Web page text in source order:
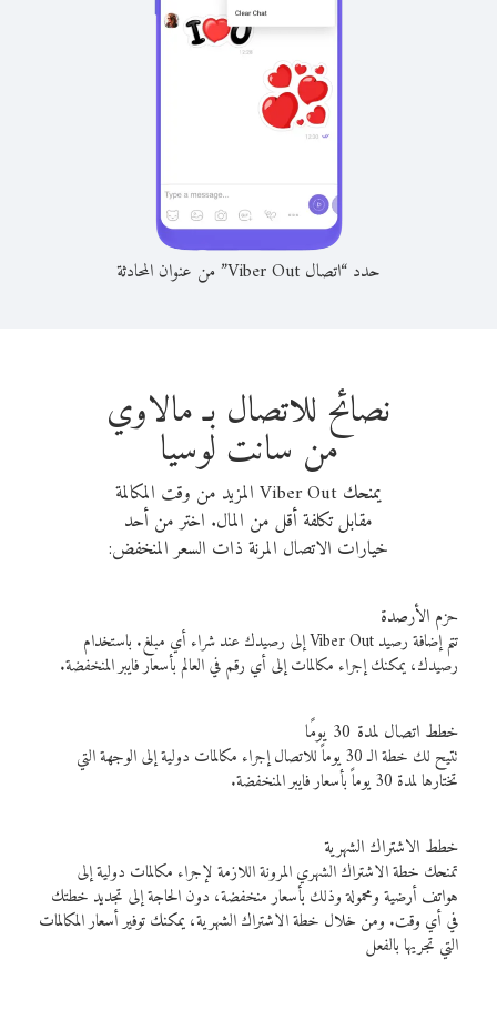
حدد “اتصال Viber Out” من عنوان المحادثة
نصائح للاتصال بـ مالاوي
من سانت لوسيا
يمنحك Viber Out المزيد من وقت المكالمة
مقابل تكلفة أقل من المال. اختر من أحد
خيارات الاتصال المرنة ذات السعر المنخفض:
حزم الأرصدة
تتم إضافة رصيد Viber Out إلى رصيدك عند شراء أي مبلغ. باستخدام
رصيدك، يمكنك إجراء مكالمات إلى أي رقم في العالم بأسعار فايبر المنخفضة.
خطط اتصال لمدة 30 يومًا
تتيح لك خطة الـ 30 يوماً للاتصال إجراء مكالمات دولية إلى الوجهة التي
تختارها لمدة 30 يوماً بأسعار فايبر المنخفضة.
خطط الاشتراك الشهرية
تمنحك خطة الاشتراك الشهري المرونة اللازمة لإجراء مكالمات دولية إلى
هواتف أرضية ومحمولة وذلك بأسعار منخفضة، دون الحاجة إلى تجديد خطتك
في أي وقت. ومن خلال خطة الاشتراك الشهرية، يمكنك توفير أسعار المكالمات
التي تجريها بالفعل